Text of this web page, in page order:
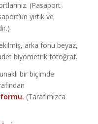
(Pasaport
yırtık ve
arka fonu beyaz,
biyometrik fotoğraf.
bir biçimde
formu. (Tarafımızca